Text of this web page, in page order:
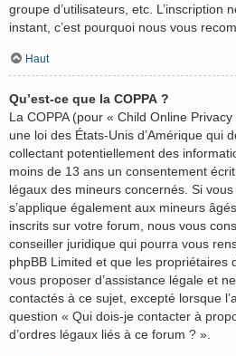
groupe d’utilisateurs, etc. L’inscription
instant, c’est pourquoi nous vous
Haut
Qu’est-ce que la COPPA ?
La COPPA (pour « Child Online
une loi des États-Unis d’Amérique qui
collectant potentiellement des
moins de 13 ans un consentement
légaux des mineurs concernés. Si
s’applique également aux mineurs
inscrits sur votre forum, nous vous
conseiller juridique qui pourra vous
phpBB Limited et que les propriétaires
vous proposer d’assistance légale et
contactés à ce sujet, excepté lorsque
question « Qui dois-je contacter à
d’ordres légaux liés à ce forum ? ».